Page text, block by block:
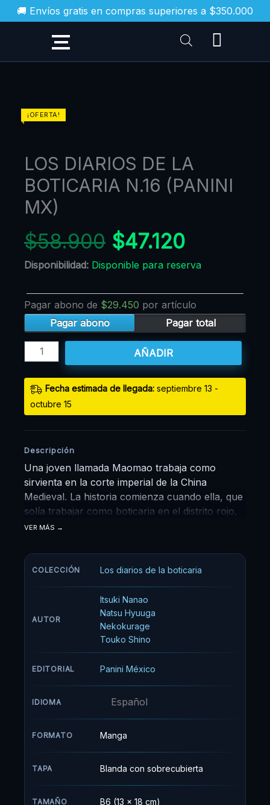
🚚 Envíos gratis en compras superiores a $350.000
al
¡OFERTA!
LOS DIARIOS DE LA
BOTICARIA N.16 (PANINI
MX)
$58.900 $47.120
Disponibilidad: Disponible para reserva
Pagar abono de $29.450 por artículo
Pagar abono
Pagar total
LOS
DIARIOS
LA
BOTICARIA
N.16
(PANINI
MX)
cantidad
AÑADIR
Fecha estimada de llegada: septiembre 13 -
octubre 15
Descripción
Una joven llamada Maomao trabaja como
sirvienta en la corte imperial de la China
Medieval. La historia comienza cuando ella, que
solía trabajar como boticaria en el distrito rojo,
escucha un rumor sobre la brevedad de la vida
innata curiosidad e insaciable sed de
conocimiento, ella empieza a investigar la causa
VER MÁS
COLECCIÓN Los diarios de la boticaria
AUTOR
Itsuki Nanao
Natsu Hyuuga
Nekokurage
Touko Shino
EDITORIAL Panini México
IDIOMA Español
FORMATO Manga
TAPA Blanda con sobrecubierta
TAMAÑO B6 (13 x 18 cm)